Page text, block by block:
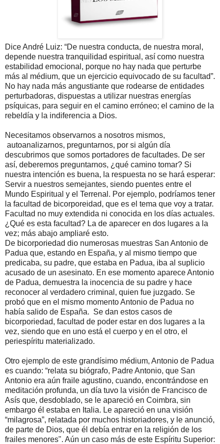
Dice André Luiz: “De nuestra conducta, de nuestra moral,
depende nuestra tranquilidad espiritual, así como nuestra
estabilidad emocional, porque no hay nada que perturbe
más al médium, que un ejercicio equivocado de su facultad”.
No hay nada más angustiante que rodearse de entidades
perturbadoras, dispuestas a utilizar nuestras energías
psíquicas, para seguir en el camino erróneo; el camino de la
rebeldía y la indiferencia a Dios.
Necesitamos observarnos a nosotros mismos,
autoanalizarnos, preguntarnos, por si algún día
descubrimos que somos portadores de facultades. De ser
así, deberemos preguntarnos, ¿qué camino tomar? Si
nuestra intención es buena, la respuesta no se hará esperar:
Servir a nuestros semejantes, siendo puentes entre el
Mundo Espiritual y el Terrenal. Por ejemplo, podríamos tener
la facultad de bicorporeidad, que es el tema que voy a tratar.
Facultad no muy extendida ni conocida en los días actuales.
¿Qué es esta facultad? La de aparecer en dos lugares a la
vez; más abajo ampliaré esto.
De bicorporiedad dio numerosas muestras San Antonio de
Padua que, estando en España, y al mismo tiempo que
predicaba, su padre, que estaba en Padua, iba al suplicio
acusado de un asesinato. En ese momento aparece Antonio
de Padua, demuestra la inocencia de su padre y hace
reconocer al verdadero criminal, quien fue juzgado. Se
probó que en el mismo momento Antonio de Padua no
había salido de España. Se dan estos casos de
bicorporiedad, facultad de poder estar en dos lugares a la
vez, siendo que en uno está el cuerpo y en el otro, el
periespíritu materializado.
Otro ejemplo de este grandísimo médium, Antonio de Padua
es cuando: “relata su biógrafo, Padre Antonio, que San
Antonio era aún fraile agustino, cuando, encontrándose en
meditación profunda, un día tuvo la visión de Francisco de
Asís que, desdoblado, se le apareció en Coimbra, sin
embargo él estaba en Italia. Le apareció en una visión
“milagrosa”, relatada por muchos historiadores, y le anunció,
de parte de Dios, que él debía entrar en la religión de los
frailes menores". Aún un caso más de este Espíritu Superior: